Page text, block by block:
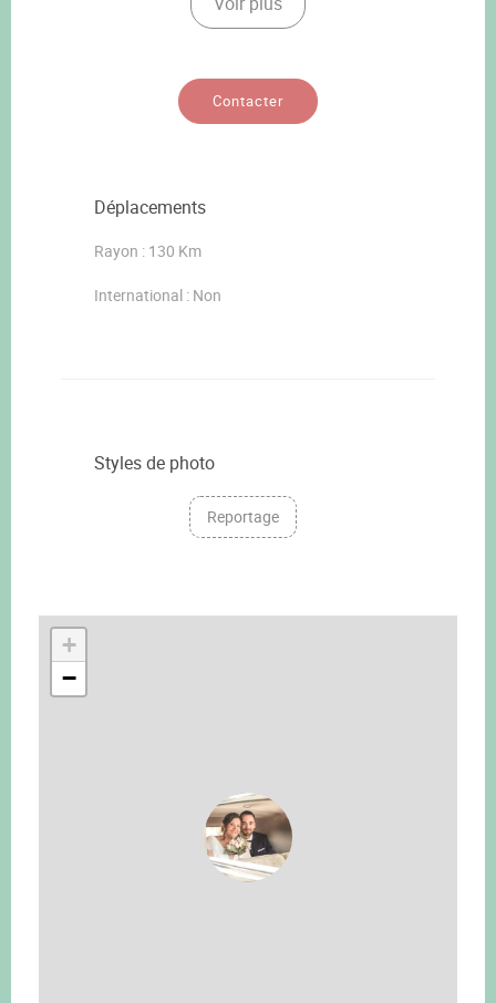
Contacter
Déplacements
Rayon : 130 Km
International : Non
Styles de photo
Reportage
+
−